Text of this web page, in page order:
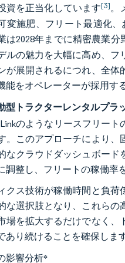
資を正当化しています[3]。
変施肥、フリート最適化
は2028年までに精密農業
ルの魅力を大幅に高め、
が展開されるにつれ、全
能をオペレーターが採用す
型トラクターレンタルプラ
のようなリースフリー
。このアプローチにより
なクラウドダッシュボー
調整し、フリートの稼働率
クス技術が稼働時間と負
な選択肢となり、これら
場を拡大するだけでなく
あり続けることを確保します
影響分析*